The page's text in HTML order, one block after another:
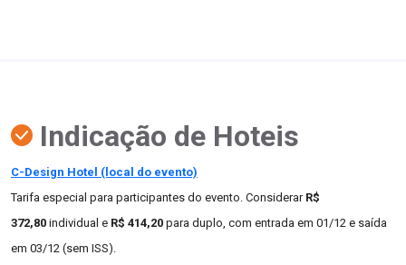
Indicação de Hoteis
C-Design Hotel (local do evento)
Tarifa especial para participantes do evento. Considerar R$
372,80 individual e R$ 414,20 para duplo, com entrada em 01/12 e saída
em 03/12 (sem ISS).